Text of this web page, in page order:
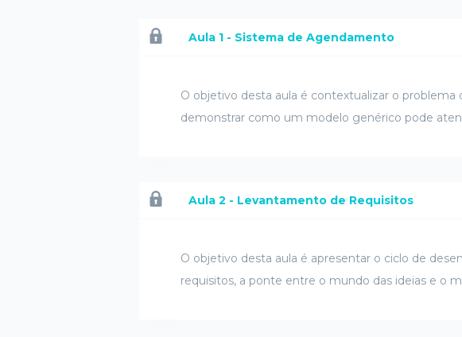
Aula 1 - Sistema de Agendamento
O objetivo desta aula é contextualizar o
demonstrar como um modelo genérico pode
Aula 2 - Levantamento de Requisitos
O objetivo desta aula é apresentar o ciclo de
requisitos, a ponte entre o mundo das ideias e o